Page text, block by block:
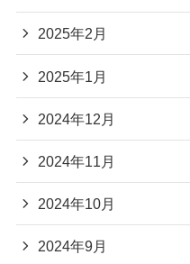
2025年2月
2025年1月
2024年12月
2024年11月
2024年10月
2024年9月